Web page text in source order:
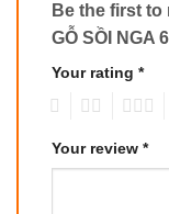
Be the first to
GỖ SỒI NGA
Your rating *
Your review *